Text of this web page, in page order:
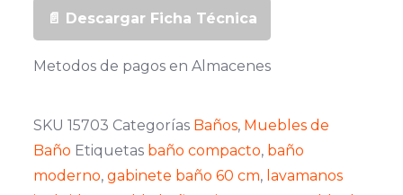
📄 Descargar Ficha Técnica
Metodos de pagos en Almacenes
SKU 15703 Categorías Baños, Muebles de
Baño Etiquetas baño compacto, baño
moderno, gabinete baño 60 cm, lavamanos